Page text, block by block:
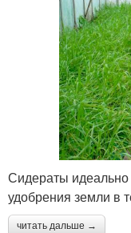
Сидераты идеально
удобрения земли в
читать дальше →